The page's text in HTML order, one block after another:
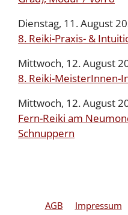
Dienstag, 11. August
8. Reiki-Praxis- &
Mittwoch, 12. August
8. Reiki-MeisterInnen-
Mittwoch, 12. August
Fern-Reiki am
Schnuppern
AGB Impressum